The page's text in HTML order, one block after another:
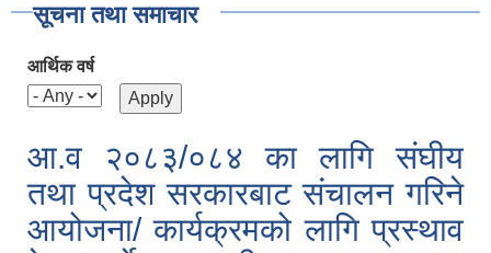
सूचना तथा समाचार
आर्थिक वर्ष
आ.व २०८३/०८४ का लागि संघीय
तथा प्रदेश सरकारबाट संचालन गरिने
आयोजना/ कार्यक्रमको लागि प्रस्थाव